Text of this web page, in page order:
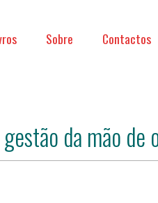
Sobre Contactos
da mão de